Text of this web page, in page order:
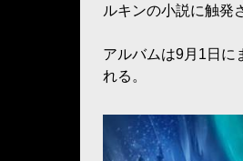
ルキンの小説に触発
アルバムは9月1日に
れる。